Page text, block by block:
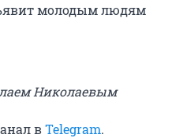
молодым людям
Николаевым
вTelegram.